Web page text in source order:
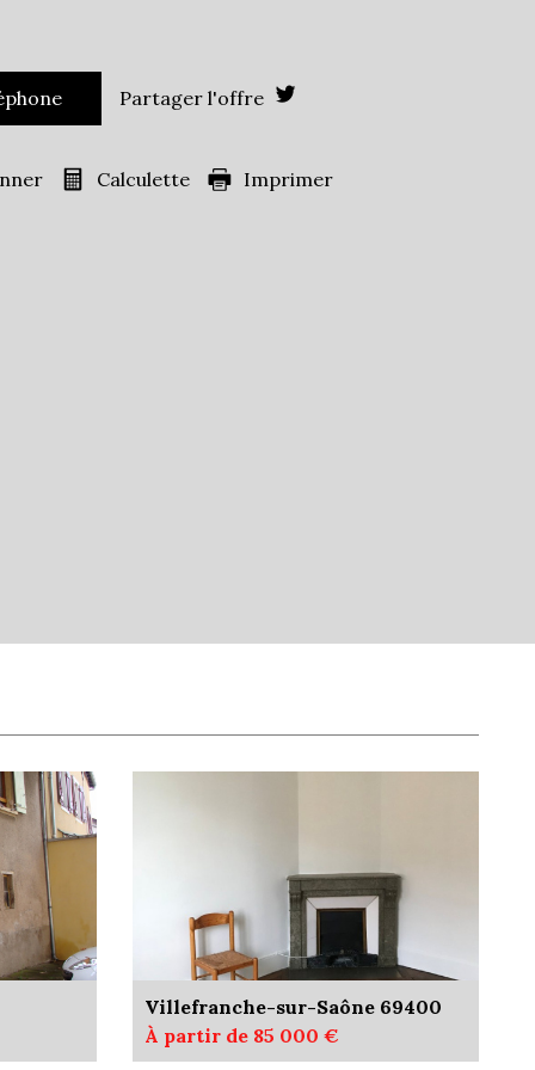
Mairie
Partager l'offre
Calculette Imprimer
Villefranche-sur-Saône 69400
À partir de 85 000 €